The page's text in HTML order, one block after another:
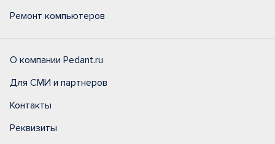
Ремонт компьютеров
О компании Pedant.ru
Для СМИ и партнеров
Контакты
Реквизиты